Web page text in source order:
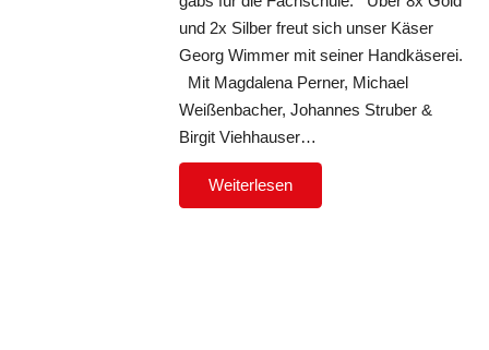
und 2x Silber freut sich unser Käser
Georg Wimmer mit seiner Handkäserei.
Mit Magdalena Perner, Michael
Weißenbacher, Johannes Struber &
Birgit Viehhauser…
Weiterlesen